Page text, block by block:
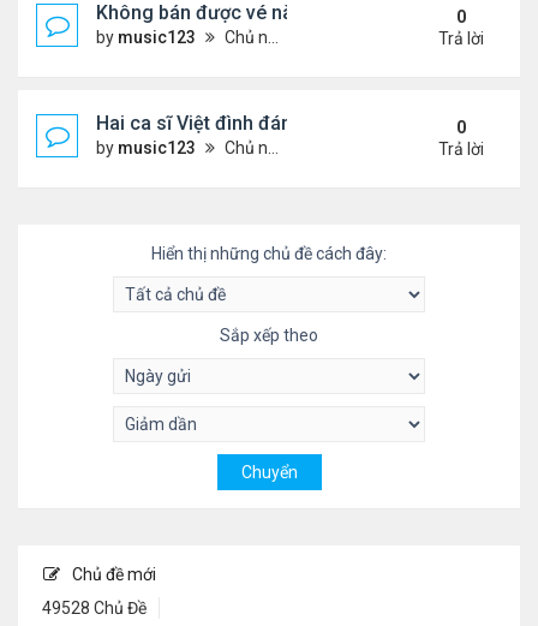
Không bán được vé nào, 1 phim Việt rời rạp
by music123 Chủ nhật Tháng 7 26, 2026 3:28 pm
0
Trả lời
Hai ca sĩ Việt đình đám không phải vợ chồng vẫn
by music123 Chủ nhật Tháng 7 26, 2026 2:51 pm
0
Trả lời
Hiển thị những chủ đề cách đây:
Sắp xếp theo
Chủ đề mới
49528 Chủ Đề